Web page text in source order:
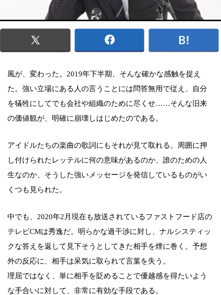
風が、変わった。2019年下半期、そんな確かな感触を捉え
た。強い立場にある人の言うことには問答無用で従え、自分
を犠牲にしてでも会社や組織のために尽くせ……そんな旧来
の価値観が、明確に崩壊しはじめたのである。
アイドルたちの楽曲の歌詞にもそれが見て取れる。周囲に押
し付けられたレッテルに何の意味があるのか、誰のための人
生なのか、そうした強いメッセージを発信しているものがい
くつも見られた。
中でも、2020年2月現在も放送されているファストフード店の
テレビCMは秀逸だ。明らかな過干渉に対し、ナルシスティッ
クな答えを返して見下そうとしてきた相手を煙に巻く。予想
外の反応に、相手は呆気に取られて言葉を失う。
理屈ではなく、単に相手を貶めることで優越感を得たいよう
な手合いに対して、非常に有効な手段である。